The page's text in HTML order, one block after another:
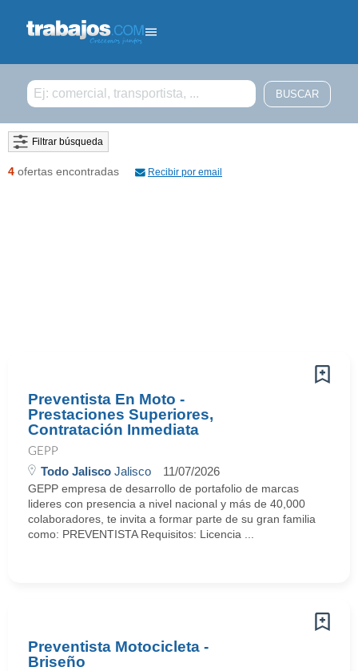
Filtrar búsqueda
4 ofertas encontradas Recibir por email
Preventista En Moto -
Prestaciones Superiores,
Contratación Inmediata
GEPP
Todo Jalisco Jalisco 11/07/2026
GEPP empresa de desarrollo de portafolio de marcas
lideres con presencia a nivel nacional y más de 40,000
colaboradores, te invita a formar parte de su gran familia
como: PREVENTISTA Requisitos: Licencia ...
Preventista Motocicleta -
Briseño